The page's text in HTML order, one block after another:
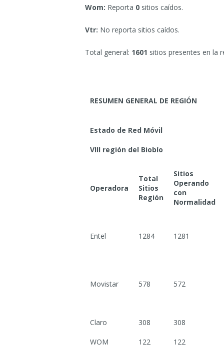
Wom: Reporta 0 sitios caídos.
Vtr: No reporta sitios caídos.
Total general: 1601 sitios presentes en la
RESUMEN GENERAL DE REGIÓN
Estado de Red Móvil
VIII región del Biobío
Operadora
Total
Sitios
Región
Sitios
Operando
con
Normalidad
Entel 1284 1281
Movistar 578 572
Claro 308 308
WOM 122 122